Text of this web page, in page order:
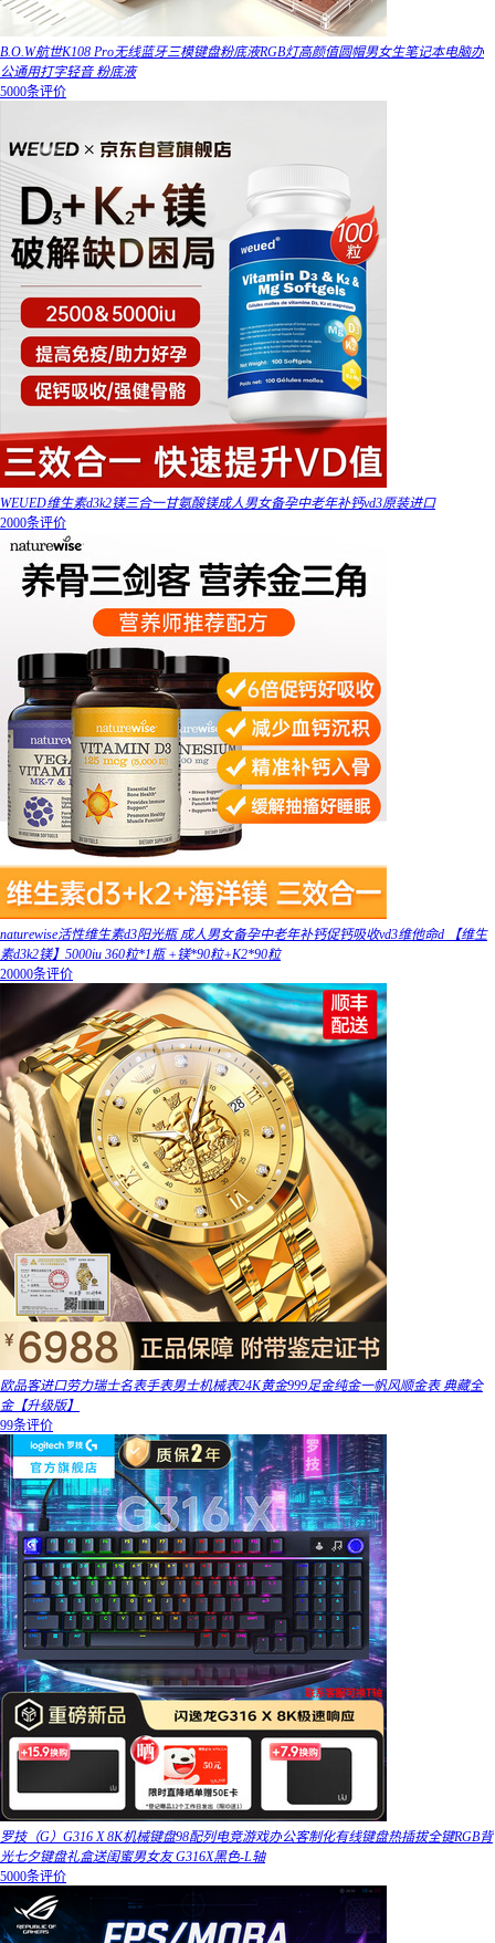
B.O.W航世K108 Pro无线蓝牙三模键盘粉底液RGB灯高颜值圆帽男女生笔记本电脑办
公通用打字轻音 粉底液
5000条评价
WEUED维生素d3k2镁三合一甘氨酸镁成人男女备孕中老年补钙vd3原装进口
2000条评价
naturewise活性维生素d3阳光瓶 成人男女备孕中老年补钙促钙吸收vd3维他命d 【维生
素d3k2镁】5000iu 360粒*1瓶 +镁*90粒+K2*90粒
20000条评价
欧品客进口劳力瑞士名表手表男士机械表24K黄金999足金纯金一帆风顺金表 典藏全
金【升级版】
99条评价
罗技（G）G316 X 8K机械键盘98配列电竞游戏办公客制化有线键盘热插拔全键RGB背
光七夕键盘礼盒送闺蜜男女友 G316X黑色-L轴
5000条评价